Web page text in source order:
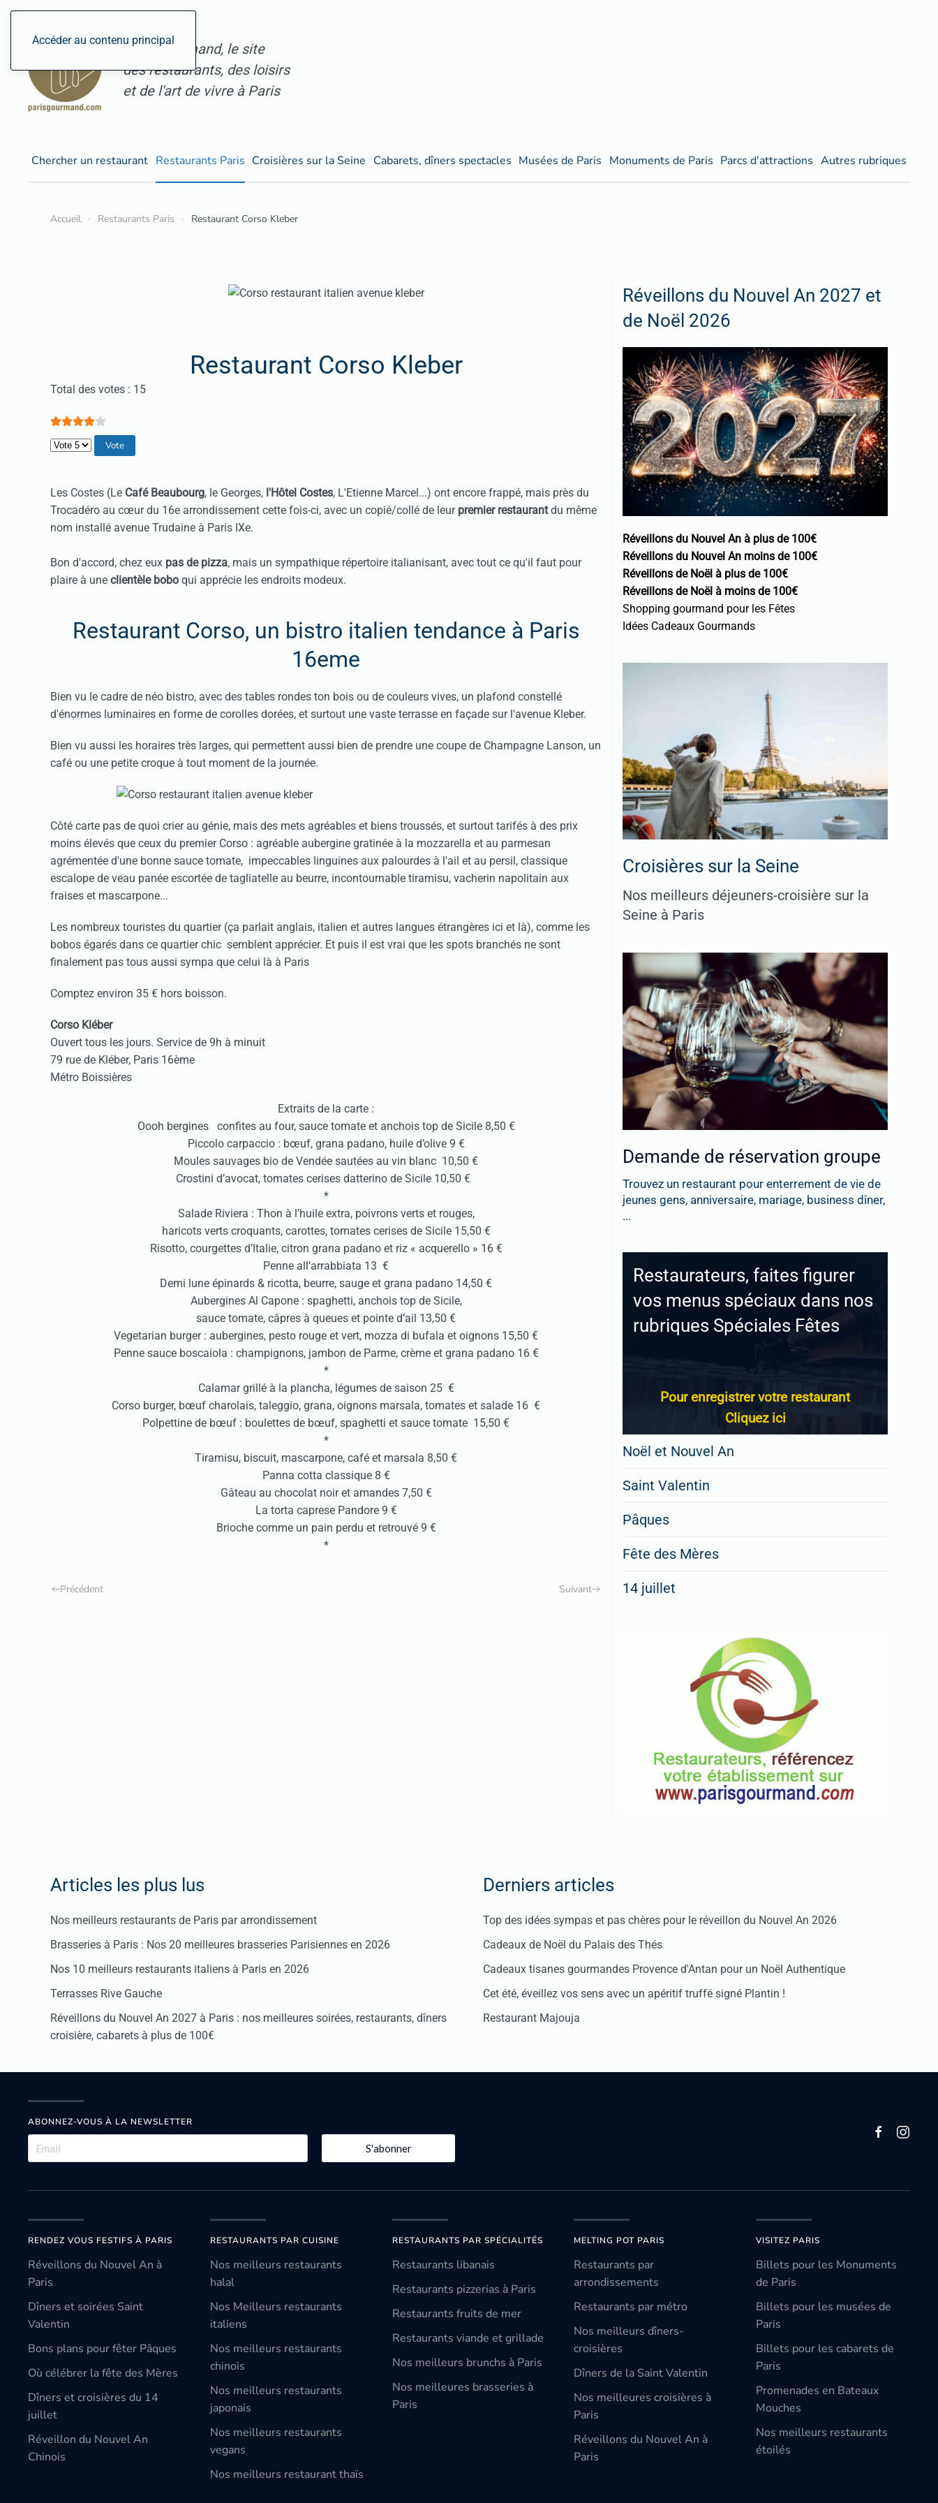
Accéder au contenu principal
ParisGourmand, le site
des restaurants, des loisirs
et de l'art de vivre à Paris
Chercher un restaurant Restaurants Paris Croisières sur la Seine Cabarets, dîners spectacles Musées de Paris Monuments de Paris Parcs d'attractions Autres rubriques
Accueil Restaurants Paris Restaurant Corso Kleber
Restaurant Corso Kleber
Vote utilisateur:4/
Total des votes : 15
Veuillez voter
Les Costes (Le Café Beaubourg, le Georges, l'Hôtel Costes, L'Etienne Marcel...) ont encore frappé, mais près du
Trocadéro au cœur du 16e arrondissement cette fois-ci, avec un copié/collé de leur premier restaurantdu même
nom installé avenue Trudaine à Paris IXe.
Bon d'accord, chez eux pas de pizza, mais un sympathique répertoire italianisant, avec tout ce qu'il faut pour
plaire à une clientèle bobo qui apprécie les endroits modeux.
Restaurant Corso, un bistro italien tendance à Paris
16eme
Bien vu le cadre de néo bistro, avec des tables rondes ton bois ou de couleurs vives, un plafond constellé
d'énormes luminaires en forme de corolles dorées, et surtout une vaste terrasse en façade sur l'avenue Kleber.
Bien vu aussi les horaires très larges, qui permettent aussi bien de prendre une coupe de Champagne Lanson, un
café ou une petite croque à tout moment de la journée.
Côté carte pas de quoi crier au génie, mais des mets agréables et biens troussés, et surtout tarifés à des prix
moins élevés que ceux du premier Corso : agréable aubergine gratinée à la mozzarella et au parmesan
agrémentée d'une bonne sauce tomate, impeccables linguines aux palourdes à l'ail et au persil, classique
escalope de veau panée escortée de tagliatelle au beurre, incontournable tiramisu, vacherin napolitain aux
fraises et mascarpone...
Les nombreux touristes du quartier (ça parlait anglais, italien et autres langues étrangères ici et là), comme les
bobos égarés dans ce quartier chic semblent apprécier. Et puis il est vrai que les spots branchés ne sont
finalement pas tous aussi sympa que celui là à Paris
Comptez environ 35 € hors boisson.
Corso Kléber
Ouvert tous les jours. Service de 9h à minuit
79 rue de Kléber, Paris 16ème
Métro Boissières
Extraits de la carte :
Oooh bergines confites au four, sauce tomate et anchois top de Sicile 8,50 €
Piccolo carpaccio : bœuf, grana padano, huile d’olive 9 €
Moules sauvages bio de Vendée sautées au vin blanc 10,50 €
Crostini d’avocat, tomates cerises datterino de Sicile 10,50 €
*
Salade Riviera : Thon à l’huile extra, poivrons verts et rouges,
haricots verts croquants, carottes, tomates cerises de Sicile 15,50 €
Risotto, courgettes d’Italie, citron grana padano et riz « acquerello » 16 €
Penne all’arrabbiata 13 €
Demi lune épinards & ricotta, beurre, sauge et grana padano 14,50 €
Aubergines Al Capone : spaghetti, anchois top de Sicile,
sauce tomate, câpres à queues et pointe d’ail 13,50 €
Vegetarian burger : aubergines, pesto rouge et vert, mozza di bufala et oignons 15,50 €
Penne sauce boscaiola : champignons, jambon de Parme, crème et grana padano 16 €
*
Calamar grillé à la plancha, légumes de saison 25 €
Corso burger, bœuf charolais, taleggio, grana, oignons marsala, tomates et salade 16 €
Polpettine de bœuf : boulettes de bœuf, spaghetti et sauce tomate 15,50 €
*
Tiramisu, biscuit, mascarpone, café et marsala 8,50 €
Panna cotta classique 8 €
Gâteau au chocolat noir et amandes 7,50 €
La torta caprese Pandore 9 €
Brioche comme un pain perdu et retrouvé 9 €
*
Précédent Suivant
Réveillons du Nouvel An 2027 et
de Noël 2026
Réveillons du Nouvel An à plus de 100€
Réveillons du Nouvel An moins de 100€
Réveillons de Noël à plus de 100€
Réveillons de Noël à moins de 100€
Shopping gourmand pour les Fêtes
Idées Cadeaux Gourmands
Croisières sur la Seine
Nos meilleurs déjeuners-croisière sur la
Seine à Paris
Demande de réservation groupe
Trouvez un restaurant pour enterrement de vie de
jeunes gens, anniversaire, mariage, business dîner,
...
Restaurateurs, faites figurer
vos menus spéciaux dans nos
rubriques Spéciales Fêtes
Pour enregistrer votre restaurant
Cliquez ici
Noël et Nouvel An
Saint Valentin
Pâques
Fête des Mères
14 juillet
Articles les plus lus
Nos meilleurs restaurants de Paris par arrondissement
Brasseries à Paris : Nos 20 meilleures brasseries Parisiennes en 2026
Nos 10 meilleurs restaurants italiens à Paris en 2026
Terrasses Rive Gauche
Réveillons du Nouvel An 2027 à Paris : nos meilleures soirées, restaurants, dîners
croisière, cabarets à plus de 100€
Derniers articles
Top des idées sympas et pas chères pour le réveillon du Nouvel An 2026
Cadeaux de Noël du Palais des Thés
Cadeaux tisanes gourmandes Provence d'Antan pour un Noël Authentique
Cet été, éveillez vos sens avec un apéritif truffé signé Plantin !
Restaurant Majouja
ABONNEZ-VOUS À LA NEWSLETTER
S'abonner
RENDEZ VOUS FESTIFS À PARIS
Réveillons du Nouvel An à
Paris
Dîners et soirées Saint
Valentin
Bons plans pour fêter Pâques
Où célébrer la fête des Mères
Dîners et croisières du 14
juillet
Réveillon du Nouvel An
Chinois
RESTAURANTS PAR CUISINE
Nos meilleurs restaurants
halal
Nos Meilleurs restaurants
italiens
Nos meilleurs restaurants
chinois
Nos meilleurs restaurants
japonais
Nos meilleurs restaurants
vegans
Nos meilleurs restaurant thaïs
RESTAURANTS PAR SPÉCIALITÉS
Restaurants libanais
Restaurants pizzerias à Paris
Restaurants fruits de mer
Restaurants viande et grillade
Nos meilleurs brunchs à Paris
Nos meilleures brasseries à
Paris
MELTING POT PARIS
Restaurants par
arrondissements
Restaurants par métro
Nos meilleurs dîners-
croisières
Dîners de la Saint Valentin
Nos meilleures croisières à
Paris
Réveillons du Nouvel An à
Paris
VISITEZ PARIS
Billets pour les Monuments
de Paris
Billets pour les musées de
Paris
Billets pour les cabarets de
Paris
Promenades en Bateaux
Mouches
Nos meilleurs restaurants
étoilés